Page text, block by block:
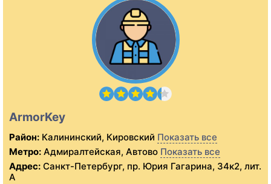
ArmorKey
Район: Калининский, Кировский Показать все
Метро: Адмиралтейская, Автово Показать все
Адрес: Санкт-Петербург, пр. Юрия Гагарина, 34к2, лит.
А